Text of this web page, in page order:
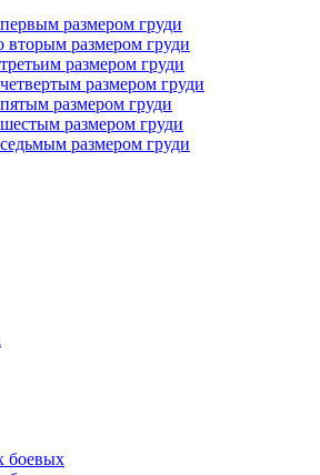
размером груди
вторым размером груди
размером груди
размером груди
размером груди
размером груди
размером груди
боевых